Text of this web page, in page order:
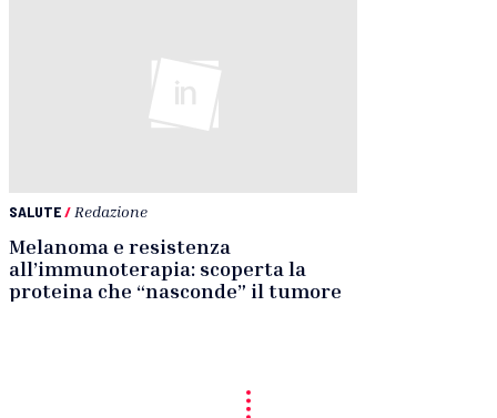
SALUTE/ Redazione
Melanoma e resistenza
all’immunoterapia: scoperta la
proteina che “nasconde” il tumore